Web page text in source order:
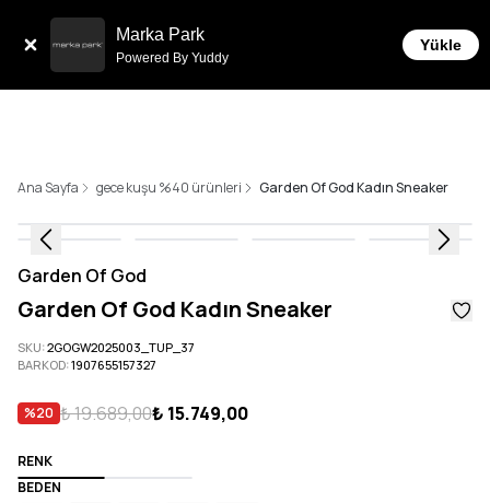
Marka Park
Powered By Yuddy
Yükle
Tüm Siparişlerde 6 Taksit İmkanı!
Ana Sayfa gece kuşu %40 ürünleri Garden Of God Kadın Sneaker
Garden Of God
Garden Of God Kadın Sneaker
SKU:2GOGW2025003_TUP_37
BARKOD:1907655157327
%20 ₺ 19.689,00₺ 15.749,00
RENK
BEDEN